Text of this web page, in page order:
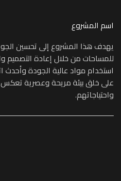
اسم المشروع
يهدف هذا المشروع إلى تحسين
للمساحات من خلال إعادة التصميم
استخدام مواد عالية الجودة وأحدث
على خلق بيئة مريحة وعصرية
واحتياجاتهم.